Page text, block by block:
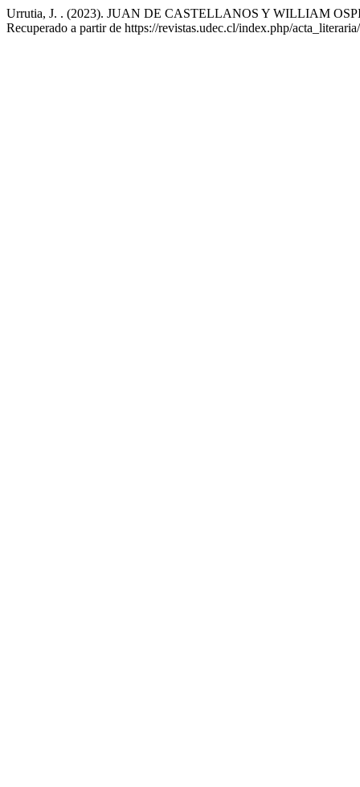
Urrutia, J. . (2023). JUAN DE CASTELLANOS Y WILLIAM
Recuperado a partir de https://revistas.udec.cl/index.php/